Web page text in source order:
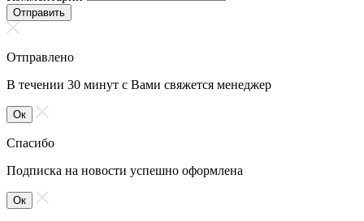
Отправить
Отправлено
В течении 30 минут с Вами свяжется менеджер
Ок
Спасибо
Подписка на новости успешно оформлена
Ок